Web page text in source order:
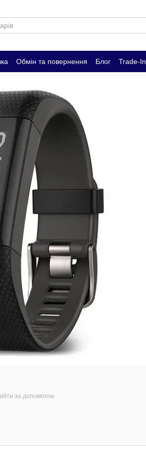
Обмін та повернення Блог Trade-In
за допомогою